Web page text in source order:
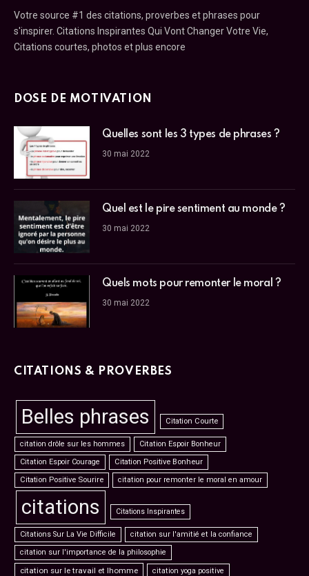
Votre source #1 des citations, proverbes et phrases pour
s'inspirer. Citations Inspirantes Qui Vont Changer Votre Vie,
Citations courtes, photos et plus encore
DOSE DE MOTIVATION
Quelles sont les 3 types de phrases ?
30 mai 2022
Quel est le pire sentiment au monde ?
30 mai 2022
Quels mots pour remonter le moral ?
30 mai 2022
CITATIONS & PROVERBES
Belles phrases Citation Courte
citation drôle sur les hommes
Citation Espoir Bonheur
Citation Espoir Courage
Citation Positive Bonheur
Citation Positive Sourire
citation pour remonter le moral en amour
citations Citations Inspirantes
Citations Sur La Vie Difficile
citation sur l'amitié et la confiance
citation sur l'importance de la philosophie
citation sur le travail et lhomme citation yoga positive